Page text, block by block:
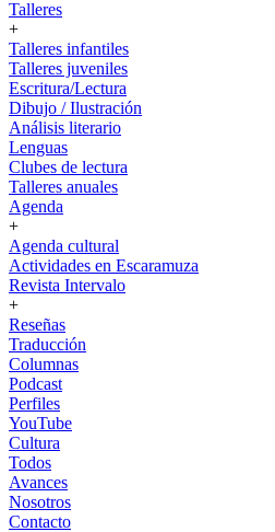
Talleres
+
Talleres infantiles
Talleres juveniles
Escritura/Lectura
Dibujo / Ilustración
Análisis literario
Lenguas
Clubes de lectura
Talleres anuales
Agenda
+
Agenda cultural
Actividades en Escaramuza
Revista Intervalo
+
Reseñas
Traducción
Columnas
Podcast
Perfiles
YouTube
Cultura
Todos
Avances
Nosotros
Contacto